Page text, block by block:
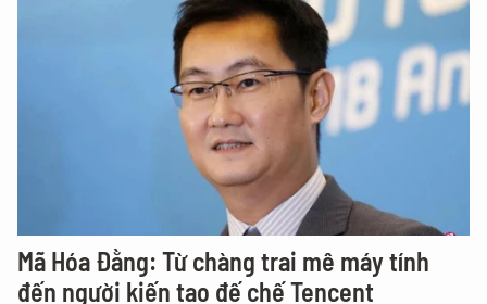
Mã Hóa Đằng: Từ chàng trai mê máy tính
đến người kiến tạo đế chế Tencent